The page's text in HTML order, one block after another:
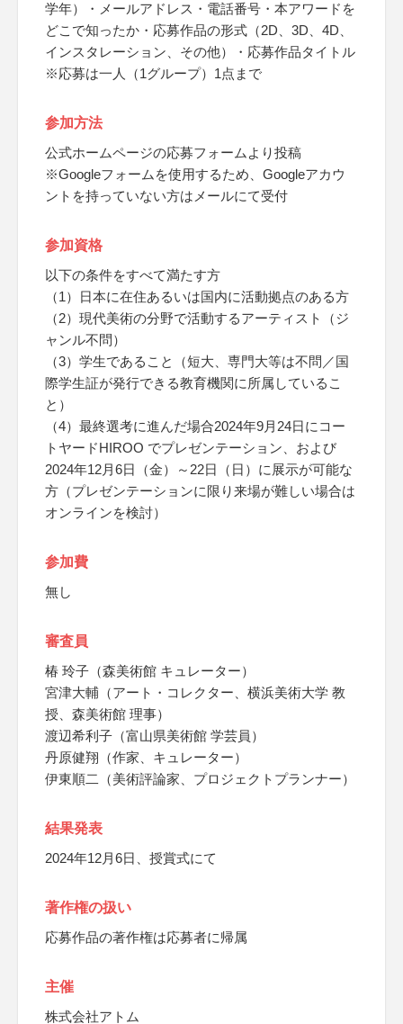
学年）・メールアドレス・電話番号・本アワードを
どこで知ったか・応募作品の形式（2D、3D、4D、
インスタレーション、その他）・応募作品タイトル
※応募は一人（1グループ）1点まで
参加方法
公式ホームページの応募フォームより投稿
※Googleフォームを使用するため、Googleアカウ
ントを持っていない方はメールにて受付
参加資格
以下の条件をすべて満たす方
（1）日本に在住あるいは国内に活動拠点のある方
（2）現代美術の分野で活動するアーティスト（ジ
ャンル不問）
（3）学生であること（短大、専門大等は不問／国
際学生証が発行できる教育機関に所属しているこ
と）
（4）最終選考に進んだ場合2024年9月24日にコー
トヤードHIROO でプレゼンテーション、および
2024年12月6日（金）～22日（日）に展示が可能な
方（プレゼンテーションに限り来場が難しい場合は
オンラインを検討）
参加費
無し
審査員
椿 玲子（森美術館 キュレーター）
宮津大輔（アート・コレクター、横浜美術大学 教
授、森美術館 理事）
渡辺希利子（富山県美術館 学芸員）
丹原健翔（作家、キュレーター）
伊東順二（美術評論家、プロジェクトプランナー）
結果発表
2024年12月6日、授賞式にて
著作権の扱い
応募作品の著作権は応募者に帰属
主催
株式会社アトム